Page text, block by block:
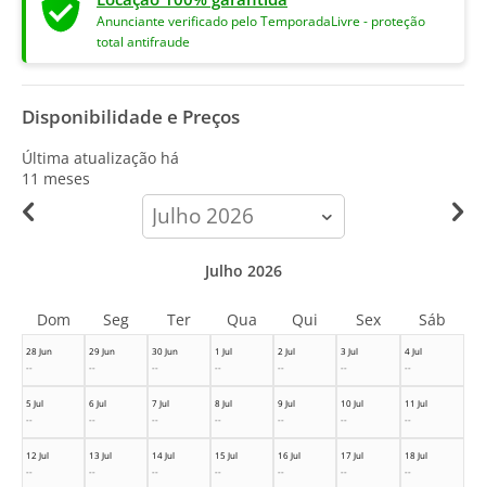
Anunciante verificado pelo TemporadaLivre - proteção
total antifraude
Disponibilidade e Preços
Última atualização há
11 meses
calendar-
month
28 Jun
--
29 Jun
--
30 Jun
--
1 Jul
--
2 Jul
--
3 Jul
--
4 Jul
--
5 Jul
--
6 Jul
--
7 Jul
--
8 Jul
--
9 Jul
--
10 Jul
--
11 Jul
--
12 Jul
--
13 Jul
--
14 Jul
--
15 Jul
--
16 Jul
--
17 Jul
--
18 Jul
--
Julho 2026
Dom Seg Ter Qua Qui Sex Sáb